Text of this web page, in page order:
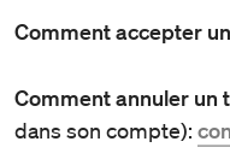
Comment accepter
Comment annuler un
dans son compte):